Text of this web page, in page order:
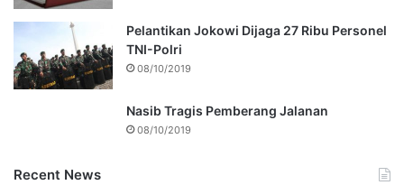
Pelantikan Jokowi Dijaga 27 Ribu Personel
TNI-Polri
08/10/2019
Nasib Tragis Pemberang Jalanan
08/10/2019
Recent News